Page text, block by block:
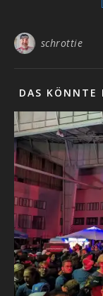
schrottie
DAS KÖNNTE